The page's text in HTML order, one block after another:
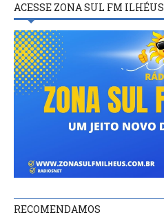
ACESSE ZONA SUL FM ILHÉUS
RECOMENDAMOS